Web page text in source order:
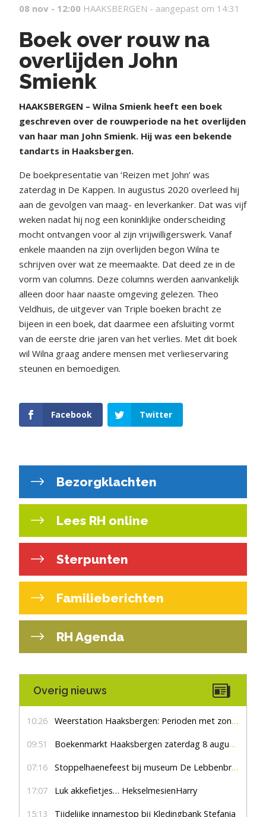
08 nov - 12:00 HAAKSBERGEN - aangepast om 14:31
Boek over rouw na
overlijden John
Smienk
HAAKSBERGEN – Wilna Smienk heeft een boek
geschreven over de rouwperiode na het overlijden
van haar man John Smienk. Hij was een bekende
tandarts in Haaksbergen.
De boekpresentatie van ‘Reizen met John’ was
zaterdag in De Kappen. In augustus 2020 overleed hij
aan de gevolgen van maag- en leverkanker. Dat was vijf
weken nadat hij nog een koninklijke onderscheiding
mocht ontvangen voor al zijn vrijwilligerswerk. Vanaf
enkele maanden na zijn overlijden begon Wilna te
schrijven over wat ze meemaakte. Dat deed ze in de
vorm van columns. Deze columns werden aanvankelijk
alleen door haar naaste omgeving gelezen. Theo
Veldhuis, de uitgever van Triple boeken bracht ze
bijeen in een boek, dat daarmee een afsluiting vormt
van de eerste drie jaren van het verlies. Met dit boek
wil Wilna graag andere mensen met verlieservaring
steunen en bemoedigen.
Facebook Twitter
Bezorgklachten
Lees RH online
Sterpunten
Familieberichten
RH Agenda
Overig nieuws
10:26 Weerstation Haaksbergen: Perioden met zon en droog
09:51 Boekenmarkt Haaksbergen zaterdag 8 augustus, marktplein Haaksbergen
07:16 Stoppelhaenefeest bij museum De Lebbenbrugge
17:07 Luk akkefietjes… HekselmesienHarry
15:13 Tijdelijke innamestop bij Kledingbank Stefania